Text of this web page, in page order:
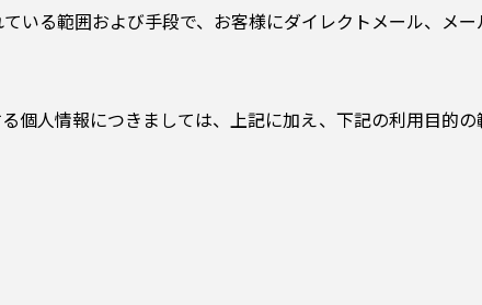
いる範囲および手段で、お客様にダイレクトメール、メー
個人情報につきましては、上記に加え、下記の利用目的の